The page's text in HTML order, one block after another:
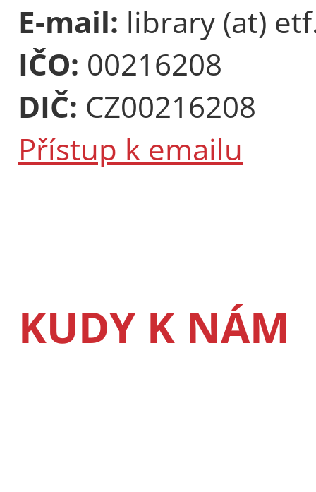
E-mail: library (at)
IČO: 00216208
DIČ: CZ00216208
Přístup k emailu
KUDY K NÁM